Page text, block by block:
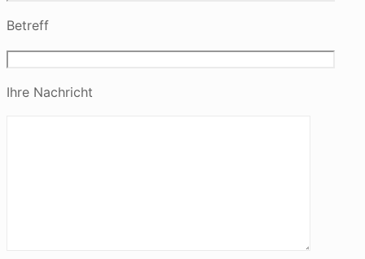
Betreff
Ihre Nachricht